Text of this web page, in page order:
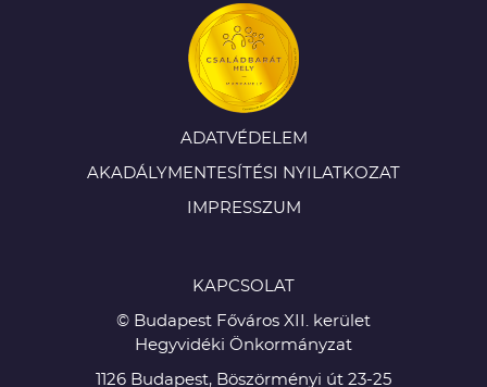
ADATVÉDELEM
AKADÁLYMENTESÍTÉSI NYILATKOZAT
IMPRESSZUM
KAPCSOLAT
© Budapest Főváros XII. kerület
Hegyvidéki Önkormányzat
1126 Budapest, Böszörményi út 23-25